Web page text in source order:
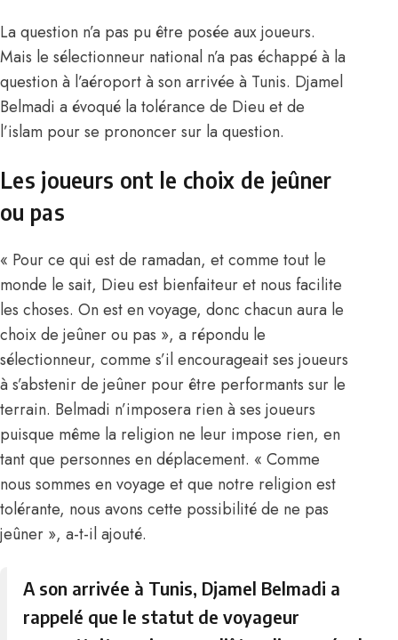
La question n’a pas pu être posée aux joueurs.
Mais le sélectionneur national n’a pas échappé à la
question à l’aéroport à son arrivée à Tunis. Djamel
Belmadi a évoqué la tolérance de Dieu et de
l’islam pour se prononcer sur la question.
Les joueurs ont le choix de jeûner
ou pas
« Pour ce qui est de ramadan, et comme tout le
monde le sait, Dieu est bienfaiteur et nous facilite
les choses. On est en voyage, donc chacun aura le
choix de jeûner ou pas », a répondu le
sélectionneur, comme s’il encourageait ses joueurs
à s’abstenir de jeûner pour être performants sur le
terrain. Belmadi n’imposera rien à ses joueurs
puisque même la religion ne leur impose rien, en
tant que personnes en déplacement. « Comme
nous sommes en voyage et que notre religion est
tolérante, nous avons cette possibilité de ne pas
jeûner », a-t-il ajouté.
A son arrivée à Tunis, Djamel Belmadi a
rappelé que le statut de voyageur